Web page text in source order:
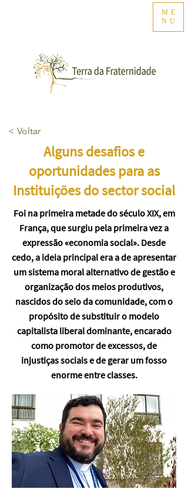
ME
NU
< Voltar
Alguns desafios e
oportunidades para as
Instituições do sector social
Foi na primeira metade do século XIX, em
França, que surgiu pela primeira vez a
expressão «economia social». Desde
cedo, a ideia principal era a de apresentar
um sistema moral alternativo de gestão e
organização dos meios produtivos,
nascidos do seio da comunidade, com o
propósito de substituir o modelo
capitalista liberal dominante, encarado
como promotor de excessos, de
injustiças sociais e de gerar um fosso
enorme entre classes.